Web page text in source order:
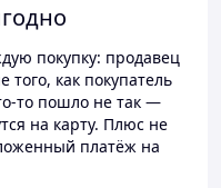
покупку: продавец
того, как покупатель
то пошло не так —
на карту. Плюс не
платёж на